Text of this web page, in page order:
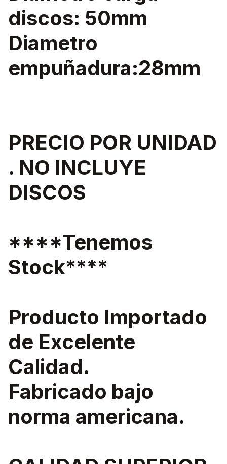
discos: 50mm
Diametro
empuñadura:28mm
PRECIO POR UNIDAD
. NO INCLUYE
DISCOS
****Tenemos
Stock****
Producto Importado
de Excelente
Calidad.
Fabricado bajo
norma americana.